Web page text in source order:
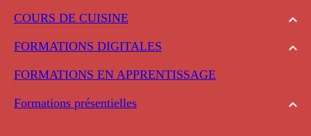
COURS DE CUISINE
FORMATIONS DIGITALES
FORMATIONS EN APPRENTISSAGE
Formations présentielles